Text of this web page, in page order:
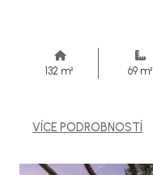
132 m² 69 m²
VÍCE PODROBNOSTÍ